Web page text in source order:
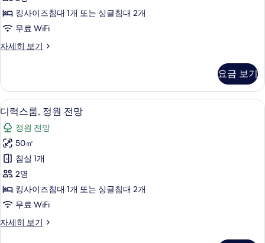
기
River
View
사
두
보
기
킹사이즈침대 1개 또는 싱글침대 2개
무료 WiFi
자세히 보기
Kasara
View
자
세
히
보
기
요금 보기
디
럭
스
룸,
정
원
전
망
사
디럭스룸, 정원 전망 | 고급 침구, 미니
7
디럭스룸, 정원 전망
정원 전망
50㎡
침실 1개
2명
킹사이즈침대 1개 또는 싱글침대 2개
무료 WiFi
자세히 보기
디